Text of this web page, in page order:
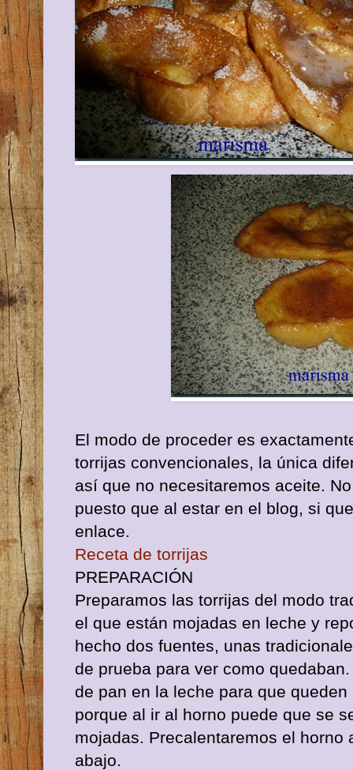
El modo de proceder es
torrijas convencionales, la única
así que no necesitaremos aceite.
puesto que al estar en el blog, si
enlace.
Receta de torrijas
PREPARACIÓN
Preparamos las torrijas del modo
el que están mojadas en leche y
hecho dos fuentes, unas
de prueba para ver como
de pan en la leche para que
porque al ir al horno puede que se
mojadas. Precalentaremos el horno
abajo.